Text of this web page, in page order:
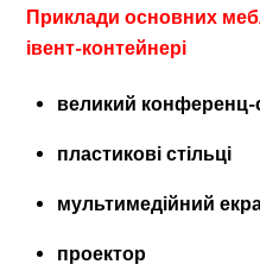
Приклади основних
івент-контейнері
великий конференц-
пластикові стільці
мультимедійний
проектор